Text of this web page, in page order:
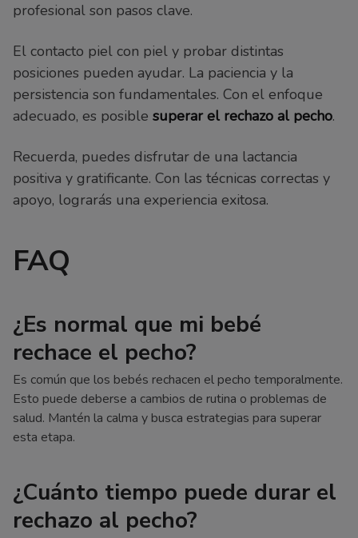
profesional son pasos clave.
El contacto piel con piel y probar distintas
posiciones pueden ayudar. La paciencia y la
persistencia son fundamentales. Con el enfoque
adecuado, es posible superar el rechazo al pecho.
Recuerda, puedes disfrutar de una lactancia
positiva y gratificante. Con las técnicas correctas y
apoyo, lograrás una experiencia exitosa.
FAQ
¿Es normal que mi bebé
rechace el pecho?
Es común que los bebés rechacen el pecho temporalmente.
Esto puede deberse a cambios de rutina o problemas de
salud. Mantén la calma y busca estrategias para superar
esta etapa.
¿Cuánto tiempo puede durar el
rechazo al pecho?